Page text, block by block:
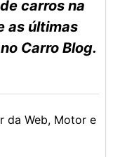
carros na
as últimas
Carro Blog.
da Web, Motor e